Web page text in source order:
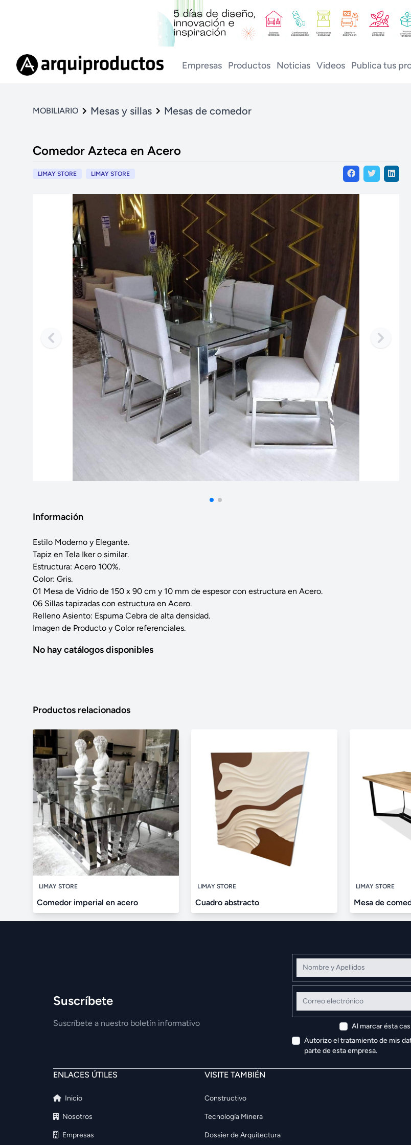
Empresas Productos Noticias Videos Publica tus
MOBILIARIO Mesas y sillas Mesas de comedor
Comedor Azteca en Acero
LIMAY STORE LIMAY STORE
Información
Estilo Moderno y Elegante.
Tapiz en Tela Iker o similar.
Estructura: Acero 100%.
Color: Gris.
01 Mesa de Vidrio de 150 x 90 cm y 10 mm de espesor con estructura en Acero.
06 Sillas tapizadas con estructura en Acero.
Relleno Asiento: Espuma Cebra de alta densidad.
Imagen de Producto y Color referenciales.
No hay catálogos disponibles
Productos relacionados
LIMAY STORE
Comedor imperial en acero
LIMAY STORE
Cuadro abstracto
LIMAY STORE
Mesa de
Suscríbete
Suscríbete a nuestro boletín informativo
Nombre y Apellidos
Correo electrónico
Al marcar ésta
Autorizo el tratamiento de mis
parte de esta empresa.
ENLACES ÚTILES
Inicio
Nosotros
Empresas
VISITE TAMBIÉN
Constructivo
Tecnología Minera
Dossier de Arquitectura